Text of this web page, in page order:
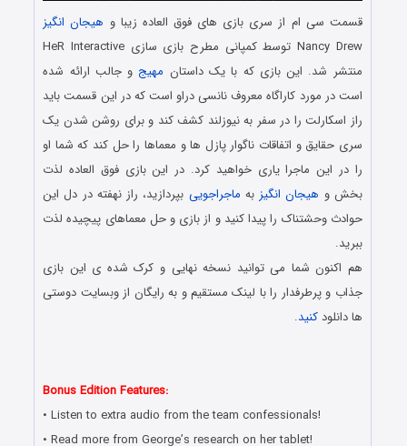
قسمت سی ام از سری بازی های فوق العاده زیبا و هیجان انگیز
Nancy Drew توسط کمپانی مطرح بازی سازی HeR Interactive
منتشر شد. این بازی که با یک داستان مهیج و جالب ارائه شده
است در مورد کاراگاه معروف نانسی دراو است که در این قسمت باید
راز اسکارلت را در سفر به نیوزلند کشف کند و برای روشن شدن یک
سری حقایق و اتفاقات ناگوار پازل ها و معماها را حل کند که شما او
را در این ماجرا یاری خواهید کرد. در این بازی فوق العاده لذت
بخش و هیجان انگیزبه ماجراجویی بپردازید، راز نهفته در دل این
حوادث وحشتناک را پیدا کنید و از بازی و حل معماهای پیچیده لذت
ببرید.
هم اکنون شما می توانید نسخه نهایی و کرک شده ی این بازی
جذاب و پرطرفدار را با لینک مستقیم و به رایگان از وبسایت دوستی
ها دانلودکنید.
Bonus Edition Features:
• Listen to extra audio from the team confessionals!
• Read more from George’s research on her tablet!